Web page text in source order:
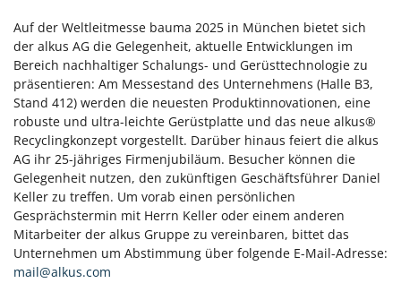
Auf der Weltleitmesse bauma 2025 in München bietet sich
der alkus AG die Gelegenheit, aktuelle Entwicklungen im
Bereich nachhaltiger Schalungs- und Gerüsttechnologie zu
präsentieren: Am Messestand des Unternehmens (Halle B3,
Stand 412) werden die neuesten Produktinnovationen, eine
robuste und ultra-leichte Gerüstplatte und das neue alkus®
Recyclingkonzept vorgestellt. Darüber hinaus feiert die alkus
AG ihr 25-jähriges Firmenjubiläum. Besucher können die
Gelegenheit nutzen, den zukünftigen Geschäftsführer Daniel
Keller zu treffen. Um vorab einen persönlichen
Gesprächstermin mit Herrn Keller oder einem anderen
Mitarbeiter der alkus Gruppe zu vereinbaren, bittet das
Unternehmen um Abstimmung über folgende E-Mail-Adresse:
mail@alkus.com